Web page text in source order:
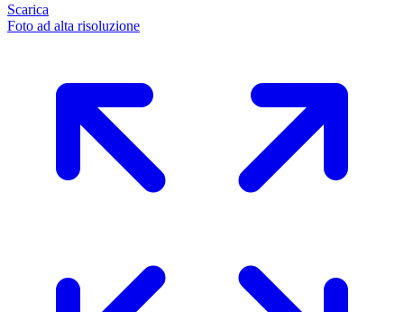
Scarica
Foto ad alta risoluzione